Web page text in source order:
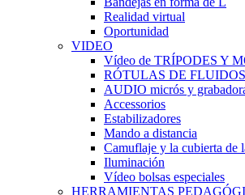
Realidad virtual
Oportunidad
VIDEO
Vídeo de TRÍPODES Y
RÓTULAS DE FLUIDOS
AUDIO micrós y
Accessorios
Estabilizadores
Mando a distancia
Camuflaje y la cubierta de
Iluminación
Vídeo bolsas especiales
HERRAMIENTAS